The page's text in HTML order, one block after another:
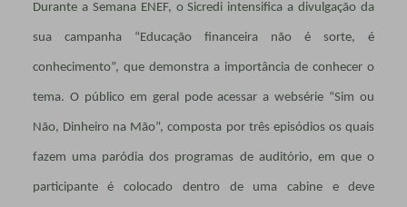
Durante a Semana ENEF, o Sicredi intensifica a divulgação da
sua campanha “Educação financeira não é sorte, é
conhecimento”, que demonstra a importância de conhecer o
tema. O público em geral pode acessar a websérie “Sim ou
Não, Dinheiro na Mão”, composta por três episódios os quais
fazem uma paródia dos programas de auditório, em que o
participante é colocado dentro de uma cabine e deve